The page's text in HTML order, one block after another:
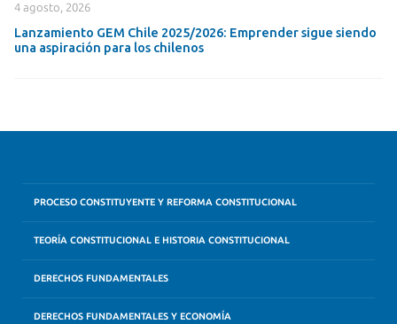
4 agosto, 2026
Lanzamiento GEM Chile 2025/2026: Emprender sigue siendo
una aspiración para los chilenos
PROCESO CONSTITUYENTE Y REFORMA CONSTITUCIONAL
TEORÍA CONSTITUCIONAL E HISTORIA CONSTITUCIONAL
DERECHOS FUNDAMENTALES
DERECHOS FUNDAMENTALES Y ECONOMÍA